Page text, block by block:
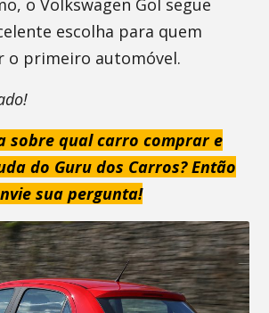
o Volkswagen Gol segue
escolha para quem
o primeiro automóvel.
sobre qual carro comprar e
do Guru dos Carros? Então
sua pergunta!